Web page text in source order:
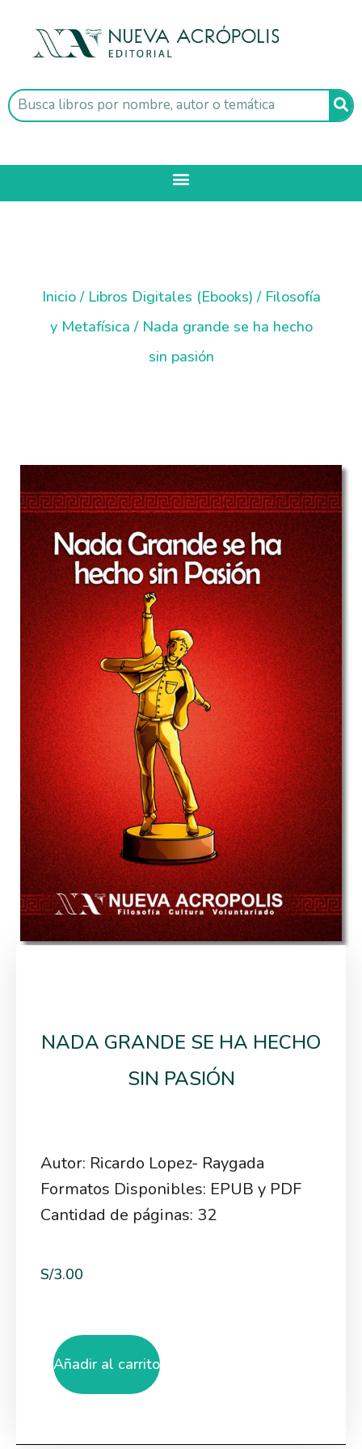
Inicio/ Libros Digitales (Ebooks) / Filosofía
y Metafísica / Nada grande se ha hecho
sin pasión
NADA GRANDE SE HA HECHO
SIN PASIÓN
Autor: Ricardo Lopez- Raygada
Formatos Disponibles: EPUB y PDF
Cantidad de páginas: 32
S/3.00
Añadir al carrito